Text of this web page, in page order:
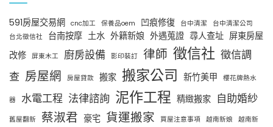
591房屋交易網 cnc加工 保養品oem 凹痕修復 台中清潔
台中清潔公司
台北徵信社
台南按摩 土水 外籍新娘 外遇蒐證 尋人查址 屏東房屋
改修 屏東木工 廚房設備 影印裝訂 律師 徵信社 徵信調
查 房屋網 房屋貸款 搬家 搬家公司 新竹美甲 櫻花牌熱水
器 水電工程 法律諮詢 泥作工程 精緻搬家 自助婚紗
舊屋翻新 蔡淑君 豪宅 貨運搬家 買屋注意事項 越南新娘 越南新